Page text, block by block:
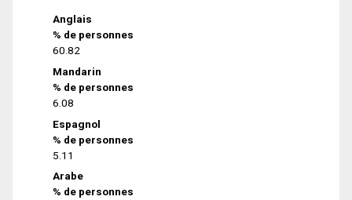
Anglais
% de personnes
60.82
Mandarin
% de personnes
6.08
Espagnol
% de personnes
5.11
Arabe
% de personnes